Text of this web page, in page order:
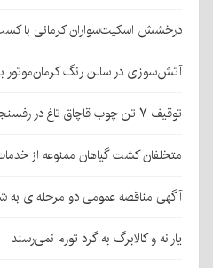
درخشش اسکیت‌سواران کرمانی با
آتش‌سوزی در سالن رنگ کرمان‌موتور
توقیف ۷ تن چوب قاچاق تاغ در رفسنجان
متخلفان کشت گیاهان ممنوعه از
آگهی مناقصه عمومی دو مرحله‌ای به شماره ۰۵-۱۴۰۵
یارانه و کالابرگ به گرد تورم نمی‌رسند